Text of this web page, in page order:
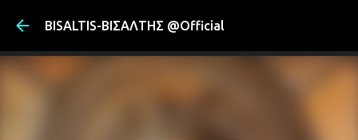
BISALTIS-ΒΙΣΑΛΤΗΣ @Official